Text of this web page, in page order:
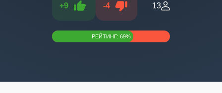
+9 -4 13
РЕЙТИНГ: 69%